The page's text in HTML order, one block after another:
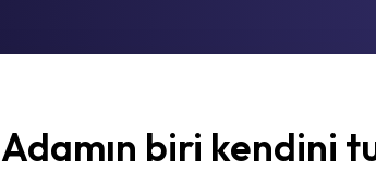
Adamın biri kendini